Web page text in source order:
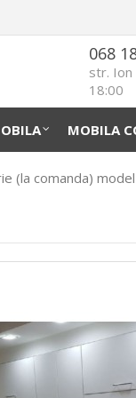
068
str.
18:00
MOBILA
(la comanda)